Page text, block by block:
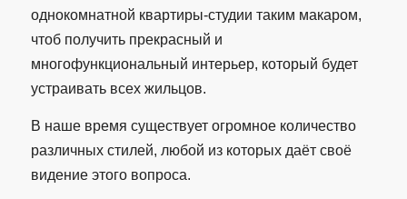
однокомнатной квартиры-студии таким макаром,
чтоб получить прекрасный и
многофункциональный интерьер, который будет
устраивать всех жильцов.
В наше время существует огромное количество
различных стилей, любой из которых даёт своё
видение этого вопроса.